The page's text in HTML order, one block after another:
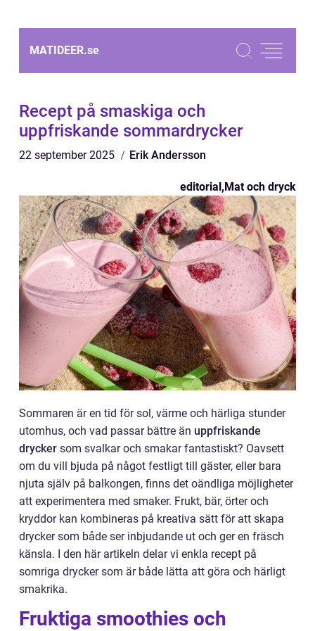
MATIDEER.se
Recept på smaskiga och
uppfriskande sommardrycker
22 september 2025 Erik Andersson
editorial,Mat och dryck
Sommaren är en tid för sol, värme och härliga stunder
utomhus, och vad passar bättre än uppfriskande
drycker som svalkar och smakar fantastiskt? Oavsett
om du vill bjuda på något festligt till gäster, eller bara
njuta själv på balkongen, finns det oändliga möjligheter
att experimentera med smaker. Frukt, bär, örter och
kryddor kan kombineras på kreativa sätt för att skapa
drycker som både ser inbjudande ut och ger en fräsch
känsla. I den här artikeln delar vi enkla recept på
somriga drycker som är både lätta att göra och härligt
smakrika.
Fruktiga smoothies och